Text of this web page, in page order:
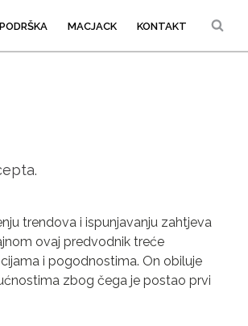
MACJACK KONTAKT D
trendova i ispunjavanju zahtjeva
ovaj predvodnik treće
i pogodnostima. On obiluje
zbog čega je postao prvi